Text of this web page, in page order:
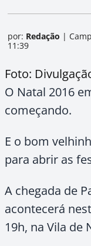
por: Redação |
11:39
Foto:
O Natal 2016
começando.
E o bom
para abrir as
A chegada de
acontecerá
19h, na Vila de